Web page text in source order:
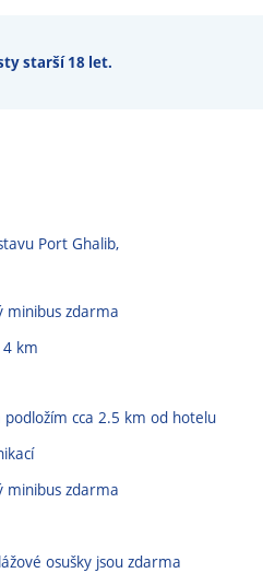
starší 18 let.
Port Ghalib,
minibus zdarma
km
podložím cca 2.5 km od hotelu
minibus zdarma
osušky jsou zdarma